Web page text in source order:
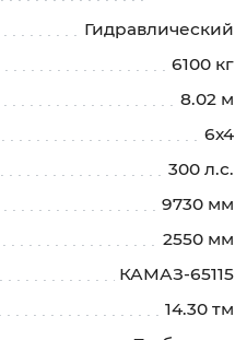
Гидравлический
6100 кг
8.02 м
6х4
300 л.с.
9730 мм
2550 мм
КАМАЗ-65115
14.30 тм